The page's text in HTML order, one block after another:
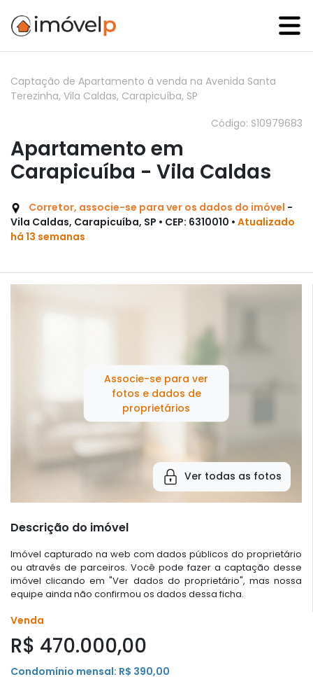
Captação de Apartamento à venda na Avenida Santa
Terezinha, Vila Caldas, Carapicuíba, SP
Código: S10979683
Apartamento em
Carapicuíba - Vila Caldas
Corretor, associe-se para ver os dados do imóvel -
Vila Caldas, Carapicuíba, SP • CEP: 6310010 • Atualizado
há 13 semanas
Associe-se para ver
fotos e dados de
proprietários
Ver todas as fotos
Descrição do imóvel
Imóvel capturado na web com dados públicos do proprietário
ou através de parceiros. Você pode fazer a captação desse
imóvel clicando em "Ver dados do proprietário", mas nossa
equipe ainda não confirmou os dados dessa ficha.
Venda
R$ 470.000,00
Condomínio mensal: R$ 390,00